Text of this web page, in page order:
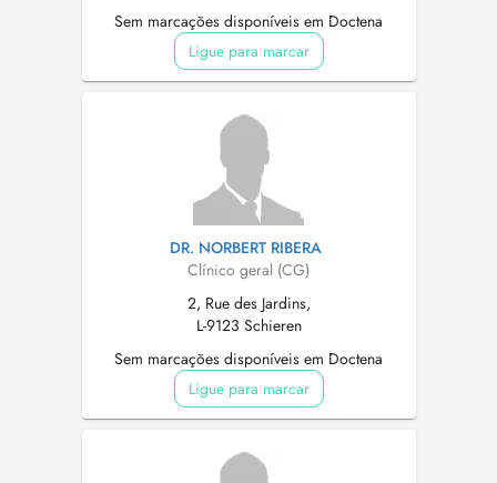
Sem marcações disponíveis em Doctena
Ligue para marcar
DR. NORBERT RIBERA
Clínico geral (CG)
2, Rue des Jardins,
L-9123 Schieren
Sem marcações disponíveis em Doctena
Ligue para marcar